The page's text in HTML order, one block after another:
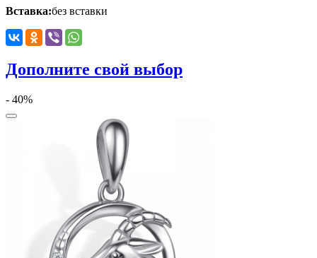
Вставка:без вставки
Дополните свой выбор
- 40%